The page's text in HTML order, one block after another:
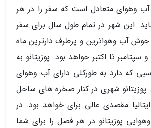
آب وهوای متعادل است که سفر را در هر
این شهر در تمام طول سال برای سفر
آب وهواترین و پرطرف دارترین ماه
سپتامبر تا اکتبر خواهد بود. پوزیتانو به
که دارد به طورکلی دارای آب وهوای
پوزیتانو شهری در کنار صخره های ساحل
مقصدی عالی برای خواهد بود. در
پوزیتانو در هر فصل را برای شما